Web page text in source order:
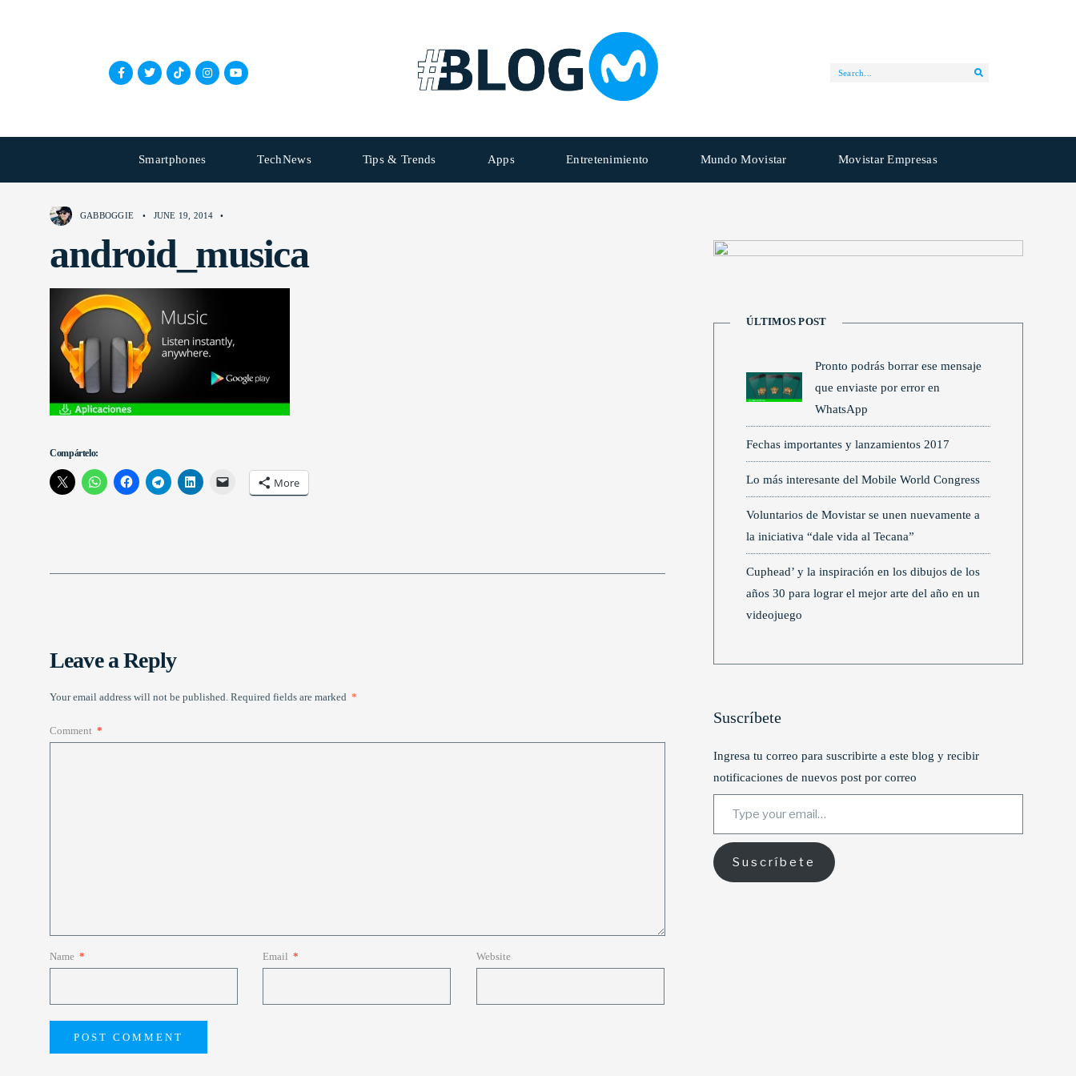
Smartphones TechNews Tips & Trends Apps Entretenimiento Mundo Movistar Movistar Empresas
GABBOGGIE • JUNE 19, 2014 •
android_musica
Compártelo:
More
Leave a Reply
Your email address will not be published. Required fields are marked *
Comment *
Name * Email * Website
ÚLTIMOS POST
Pronto podrás borrar ese mensaje
que enviaste por error en
WhatsApp
Fechas importantes y lanzamientos 2017
Lo más interesante del Mobile World Congress
Voluntarios de Movistar se unen nuevamente a
la iniciativa “dale vida al Tecana”
Cuphead’ y la inspiración en los dibujos de los
años 30 para lograr el mejor arte del año en un
videojuego
Suscríbete
Ingresa tu correo para suscribirte a este blog y recibir
notificaciones de nuevos post por correo
Type your email…
Suscríbete